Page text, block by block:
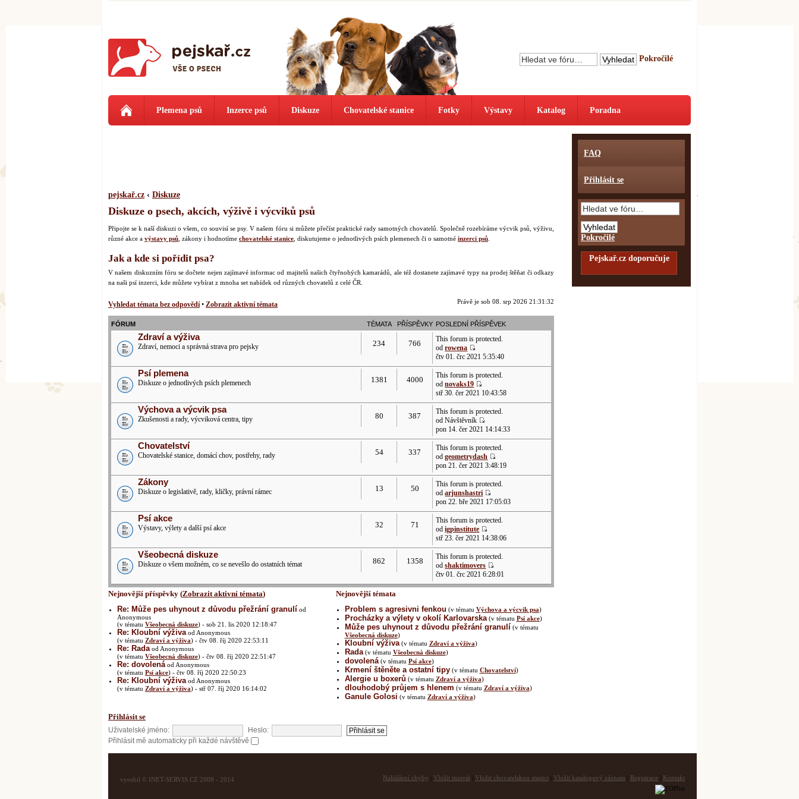
Pokročilé
Plemena psů Inzerce psů Diskuze Chovatelské stanice Fotky Výstavy Katalog Poradna
pejskař.cz ‹ Diskuze
Diskuze o psech, akcích, výživě i výcviků psů
Připojte se k naší diskuzi o všem, co souvisí se psy. V našem fóru si můžete přečíst praktické rady samotných chovatelů. Společně rozebíráme výcvik psů, výživu,
různé akce a výstavy psů , zákony i hodnotíme chovatelské stanice , diskutujeme o jednotlivých psích plemenech či o samotné inzerci psů
Jak a kde si pořídit psa?
V našem diskuzním fóru se dočtete nejen zajímavé informac od majitelů našich čtyřnohých kamarádů, ale též dostanete zajímavé typy na prodej štěňat či odkazy
na naši psí inzerci, kde můžete vybírat z mnoha set nabídek od různých chovatelů z celé ČR.
Právě je sob 08. srp 2026 21:31:32
Vyhledat témata bez odpovědí• Zobrazit aktivní témata
FÓRUM TÉMATA PŘÍSPĚVKY POSLEDNÍ PŘÍSPĚVEK
Zdraví a výživa
Zdraví, nemoci a správná strava pro pejsky 234 766
This forum is protected.
odrowena
čtv 01. črc 2021 5:35:40
Psí plemena
Diskuze o jednotlivých psích plemenech 1381 4000
This forum is protected.
odnovaks19
stř 30. čer 2021 10:43:58
Výchova a výcvik psa
Zkušenosti a rady, výcviková centra, tipy 80 387
This forum is protected.
od Návštěvník
pon 14. čer 2021 14:14:33
Chovatelství
Chovatelské stanice, domácí chov, postřehy, rady 54 337
This forum is protected.
odgeometrydash
pon 21. čer 2021 3:48:19
Zákony
Diskuze o legislativě, rady, kličky, právní rámec 13 50
This forum is protected.
odarjunshastri
pon 22. bře 2021 17:05:03
Psí akce
Výstavy, výlety a další psí akce 32 71
This forum is protected.
odigpinstitute
stř 23. čer 2021 14:38:06
Všeobecná diskuze
Diskuze o všem možném, co se nevešlo do ostatních témat 862 1358
This forum is protected.
odshaktimovers
čtv 01. črc 2021 6:28:01
Nejnovější příspěvky (Zobrazit aktivní témata)
Re: Může pes uhynout z důvodu přežrání granulí od
Anonymous
(v tématu Všeobecná diskuze) - sob 21. lis 2020 12:18:47
Re: Kloubní výživa od Anonymous
(v tématu Zdraví a výživa) - čtv 08. říj 2020 22:53:11
Re: Rada od Anonymous
(v tématu Všeobecná diskuze) - čtv 08. říj 2020 22:51:47
Re: dovolená od Anonymous
(v tématu Psí akce) - čtv 08. říj 2020 22:50:23
Re: Kloubní výživa od Anonymous
(v tématu Zdraví a výživa) - stř 07. říj 2020 16:14:02
Nejnovější témata
Problem s agresivni fenkou (v tématu Výchova a výcvik psa)
Procházky a výlety v okolí Karlovarska(v tématu Psí akce)
Může pes uhynout z důvodu přežrání granulí (v tématu
Všeobecná diskuze)
Kloubní výživa(v tématu Zdraví a výživa)
Rada(v tématu Všeobecná diskuze)
dovolená(v tématu Psí akce)
Krmení štěněte a ostatní tipy(v tématu Chovatelství)
Alergie u boxerů (v tématu Zdraví a výživa)
dlouhodobý průjem s hlenem (v tématu Zdraví a výživa)
Ganule Golosi (v tématu Zdraví a výživa)
Přihlásit se
Uživatelské jméno:
Heslo:
Přihlásit mě automaticky při každé návštěvě
FAQ
Přihlásit se
Pokročilé
Pejskař.cz doporučuje
vyrobil © INET-SERVIS.CZ 2008 - 2014 Nahlášení chyby Vložit inzerát Vložit chovatelskou stanici Vložit katalogový záznam Registrace Kontakt